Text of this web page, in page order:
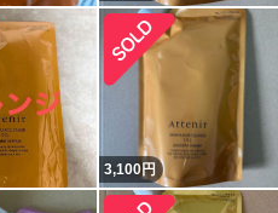
3,100円